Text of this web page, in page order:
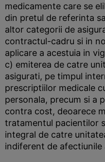
medicamente care se
din pretul de referinta
altor categorii de
contractul-cadru si in
aplicare a acestuia in
c) emiterea de catre
asigurati, pe timpul
prescriptiilor medicale
personala, precum si a
contra cost, deoarece
tratamentul pacientilor
integral de catre
indiferent de afectiunile